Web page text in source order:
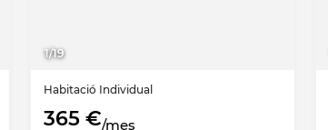
1/19
Habitació Individual
365 €/mes